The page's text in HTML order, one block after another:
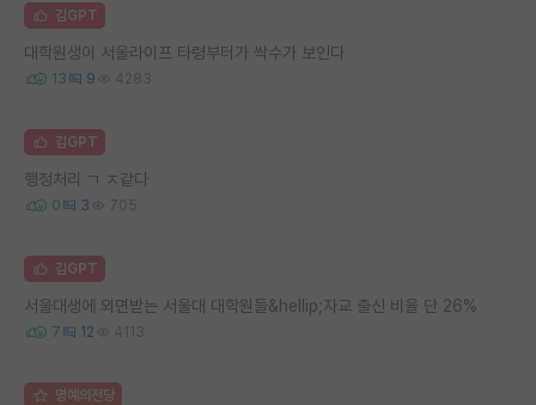
김GPT
대학원생이 서울라이프 타령부터가 싹수가 보인다
13 9 4283
김GPT
행정처리 ㄱ ㅈ같다
0 3 705
김GPT
서울대생에 외면받는 서울대 대학원들&hellip;자교 출신 비율 단 26%
7 12 4113
명예의전당